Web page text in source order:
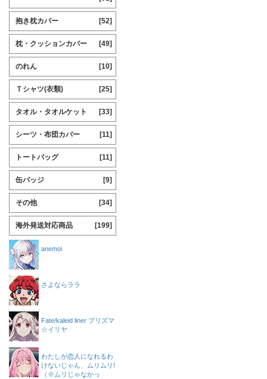
抱き枕カバー [52]
枕・クッションカバー [49]
のれん [10]
Ｔシャツ(衣類) [25]
タオル・タオルケット [33]
シーツ・布団カバー [11]
トートバッグ [11]
缶バッジ [9]
その他 [34]
海外発送対応商品 [199]
anemoi
さよならララ
Fate/kaleid liner プリズマ
☆イリヤ
わたしが恋人になれるわ
けないじゃん、ムリムリ!
（※ムリじゃなかっ